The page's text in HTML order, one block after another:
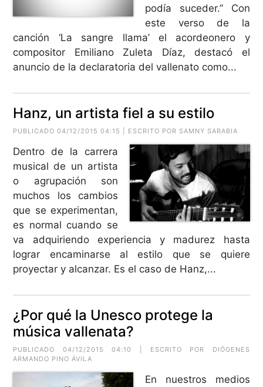
podía suceder.” Con
este verso de la
canción ‘La sangre llama’ el acordeonero y
compositor Emiliano Zuleta Díaz, destacó el
anuncio de la declaratoria del vallenato como...
Hanz, un artista fiel a su estilo
PUBLICADO 04/12/2015 04:15 | ESCRITO POR SAMNY SARABIA
Dentro de la carrera
musical de un artista
o agrupación son
muchos los cambios
que se experimentan,
es normal cuando se
va adquiriendo experiencia y madurez hasta
lograr encaminarse al estilo que se quiere
proyectar y alcanzar. Es el caso de Hanz,...
¿Por qué la Unesco protege la
música vallenata?
PUBLICADO 04/12/2015 04:10 | ESCRITO POR
DIÓGENES
ARMANDO PINO ÁVILA
En nuestros medios